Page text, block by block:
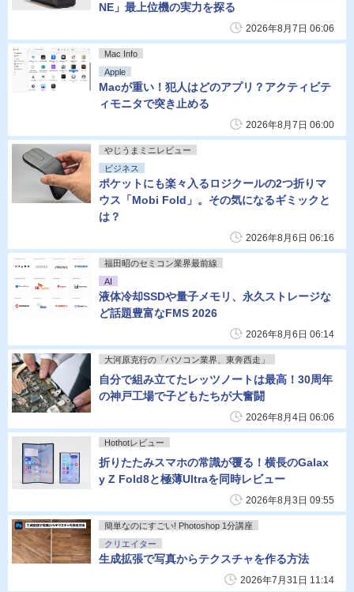
NE」最上位機の実力を探る
2026年8月7日 06:06
Mac Info
Apple
Macが重い！犯人はどのアプリ？アクティビテ
ィモニタで突き止める
2026年8月7日 06:00
やじうまミニレビュー
ビジネス
ポケットにも楽々入るロジクールの2つ折りマ
ウス「Mobi Fold」。その気になるギミックと
は？
2026年8月6日 06:16
福田昭のセミコン業界最前線
AI
液体冷却SSDや量子メモリ、永久ストレージな
ど話題豊富なFMS 2026
2026年8月6日 06:14
大河原克行の「パソコン業界、東奔西走」
自分で組み立てたレッツノートは最高！30周年
の神戸工場で子どもたちが大奮闘
2026年8月4日 06:06
Hothotレビュー
折りたたみスマホの常識が覆る！横長のGalax
y Z Fold8と極薄Ultraを同時レビュー
2026年8月3日 09:55
簡単なのにすごい! Photoshop 1分講座
クリエイター
生成拡張で写真からテクスチャを作る方法
2026年7月31日 11:14